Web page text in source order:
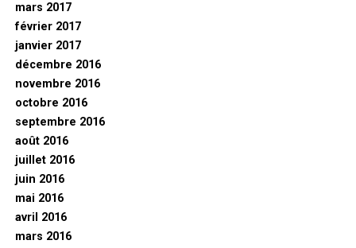
mars 2017
février 2017
janvier 2017
décembre 2016
novembre 2016
octobre 2016
septembre 2016
août 2016
juillet 2016
juin 2016
mai 2016
avril 2016
mars 2016